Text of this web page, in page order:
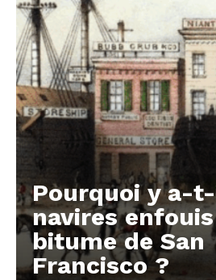
Pourquoi y a-
navires
bitume de San
Francisco ?